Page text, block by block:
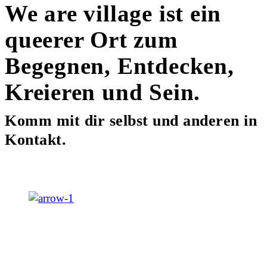
We are village ist ein
queerer Ort zum
Begegnen, Entdecken,
Kreieren und Sein.
Komm mit dir selbst und anderen in
Kontakt.